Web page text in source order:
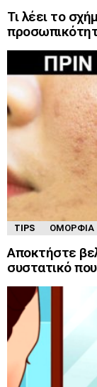
Τι λέει το
TIPS ΟΜΟΡΦΙΆ
Αποκτήστε
συστατικό